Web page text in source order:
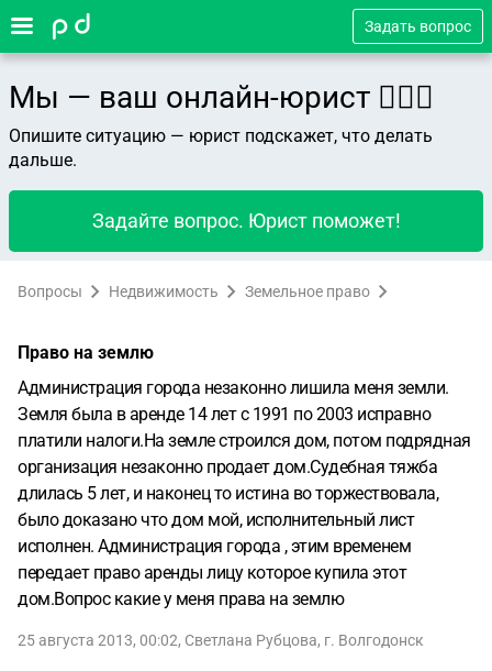
Задать вопрос
Мы — ваш онлайн-юрист 👨🏻‍⚖️
Опишите ситуацию — юрист подскажет, что делать
дальше.
Задайте вопрос. Юрист поможет!
Вопросы Недвижимость Земельное право
Право на землю
Администрация города незаконно лишила меня земли.
Земля была в аренде 14 лет с 1991 по 2003 исправно
платили налоги.На земле строился дом, потом подрядная
организация незаконно продает дом.Судебная тяжба
длилась 5 лет, и наконец то истина во торжествовала,
было доказано что дом мой, исполнительный лист
исполнен. Администрация города , этим временем
передает право аренды лицу которое купила этот
дом.Вопрос какие у меня права на землю
25 августа 2013, 00:02, Светлана Рубцова, г. Волгодонск